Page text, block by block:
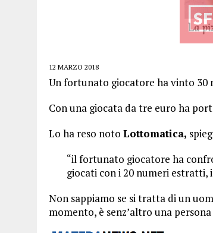
12 MARZO 2018
Un fortunato giocatore ha vinto 30
Con una giocata da tre euro ha
Lo ha reso noto Lottomatica,
“il fortunato giocatore ha
giocati con i 20 numeri
Non sappiamo se si tratta di un
momento, è senz’altro una